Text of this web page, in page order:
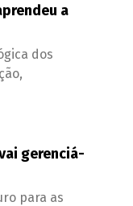
a
dos
gerenciá-
para as